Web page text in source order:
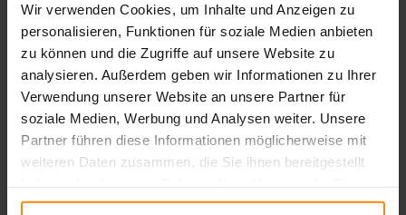
Wir verwenden Cookies, um Inhalte und Anzeigen zu
personalisieren, Funktionen für soziale Medien anbieten
zu können und die Zugriffe auf unsere Website zu
analysieren. Außerdem geben wir Informationen zu Ihrer
Verwendung unserer Website an unsere Partner für
soziale Medien, Werbung und Analysen weiter. Unsere
Partner führen diese Informationen möglicherweise mit
weiteren Daten zusammen, die Sie ihnen bereitgestellt
gesammelt haben.
Bevor der Eventnutzer also die Konferenz betritt, kann
er folgende Geräte eigenständig einstellen:
Mikrofon
Lautsprecher
Kamera
Screensharing